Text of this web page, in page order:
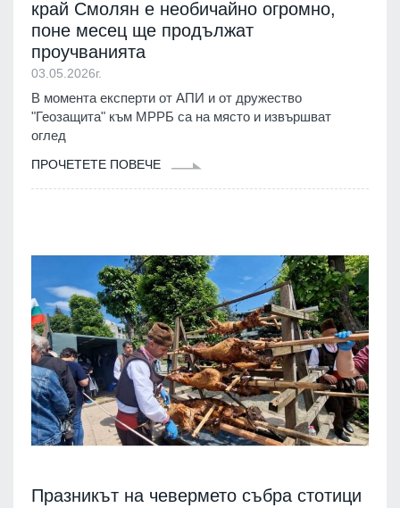
край Смолян е необичайно огромно,
поне месец ще продължат
проучванията
03.05.2026г.
В момента експерти от АПИ и от дружество
"Геозащита" към МРРБ са на място и извършват
оглед
ПРОЧЕТЕТЕ ПОВЕЧЕ
Празникът на чевермето събра стотици